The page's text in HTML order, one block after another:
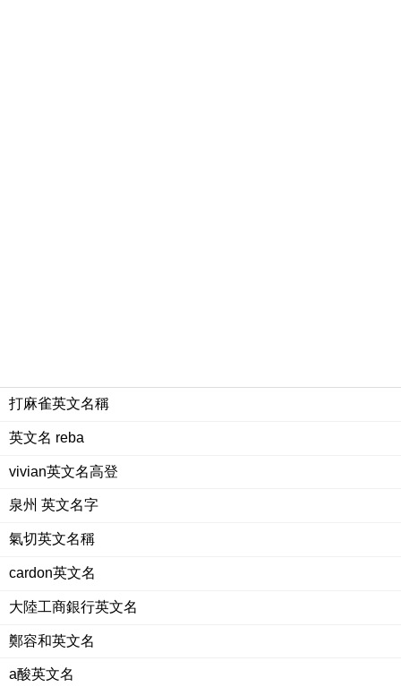
打麻雀英文名稱
英文名 reba
vivian英文名高登
泉州 英文名字
氣切英文名稱
cardon英文名
大陸工商銀行英文名
鄭容和英文名
a酸英文名